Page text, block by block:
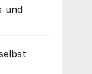
und